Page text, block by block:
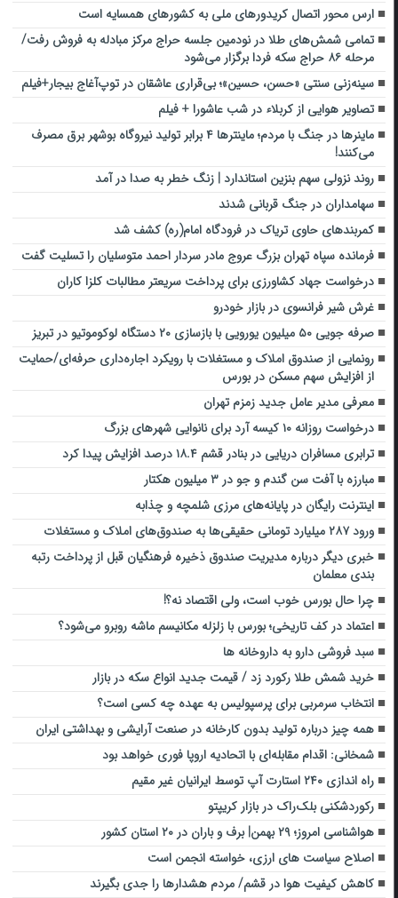
ارس محور اتصال کریدورهای ملی به کشورهای همسایه است
تمامی شمش‌های طلا در نودمین جلسه حراج مرکز مبادله به فروش رفت/
مرحله ۸۶ حراج سکه فردا برگزار می‌شود
سینه‌زنی سنتی «حسن، حسین»؛ بی‌قراری عاشقان در توپ‌آغاج بیجار+فیلم
تصاویر هوایی از کربلاء در شب عاشورا + فیلم
ماینرها در جنگ با مردم؛ ماینترها ۴ برابر تولید نیروگاه بوشهر برق مصرف
می‌کنند!
روند نزولی سهم بنزین استاندارد | زنگ خطر به صدا در آمد
سهامداران در جنگ قربانی شدند
کمربندهای حاوی تریاک در فرودگاه امام(ره) کشف شد
فرمانده سپاه تهران بزرگ عروج مادر سردار احمد متوسلیان را تسلیت گفت
درخواست جهاد کشاورزی برای پرداخت سریعتر مطالبات کلزا کاران
غرش شیر فرانسوی در بازار خودرو
صرفه جویی ۵۰ میلیون یورویی با بازسازی ۲۰ دستگاه لوکوموتیو در تبریز
رونمایی از صندوق املاک و مستغلات با رویکرد اجاره‌داری حرفه‌ای/حمایت
از افزایش سهم مسکن در بورس
معرفی مدیر عامل جدید زمزم تهران
درخواست روزانه ۱۰ کیسه آرد برای نانوایی شهرهای بزرگ
ترابری مسافران دریایی در بنادر قشم ۱۸.۴ درصد افزایش پیدا کرد
مبارزه با آفت سن گندم و جو در ۳ میلیون هکتار
اینترنت رایگان در پایانه‌های مرزی شلمچه و چذابه
ورود ۲۸۷ میلیارد تومانی حقیقی‌ها به صندوق‌های املاک و مستغلات
خبری دیگر درباره مدیریت صندوق ذخیره فرهنگیان قبل از پرداخت رتبه
بندی معلمان
چرا حال بورس خوب است، ولی اقتصاد نه؟!
اعتماد در کف تاریخی؛ بورس با زلزله مکانیسم ماشه روبرو می‌شود؟
سبد فروشی دارو به داروخانه ها
خرید شمش طلا رکورد زد / قیمت جدید انواع سکه در بازار
انتخاب سرمربی برای پرسپولیس به عهده چه کسی است؟
همه چیز درباره تولید بدون کارخانه در صنعت آرایشی و بهداشتی ایران
شمخانی: اقدام مقابله‌ای با اتحادیه اروپا فوری خواهد بود
راه اندازی ۲۴۰ استارت آپ توسط ایرانیان غیر مقیم
رکوردشکنی بلک‌راک در بازار کریپتو
هواشناسی امروز؛ ۲۹ بهمن| برف و باران در ۲۰ استان کشور
اصلاح سیاست های ارزی، خواسته انجمن است
کاهش کیفیت هوا در قشم/ مردم هشدارها را جدی بگیرند